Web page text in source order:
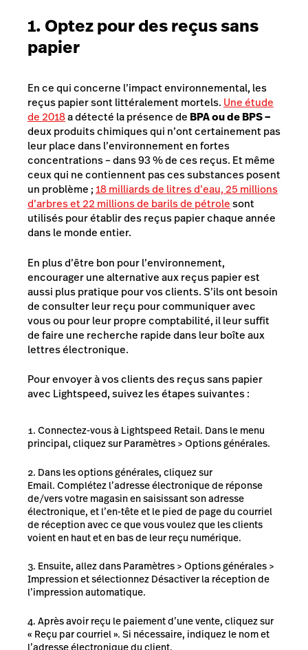
1. Optez pour des reçus sans
papier
En ce qui concerne l’impact environnemental, les
reçus papier sont littéralement mortels. Une étude
de 2018a détecté la présence de BPA ou de BPS –
deux produits chimiques qui n’ont certainement pas
leur place dans l’environnement en fortes
concentrations – dans 93 % de ces reçus. Et même
ceux qui ne contiennent pas ces substances posent
un problème ;18 milliards de litres d’eau, 25 millions
d’arbres et 22 millions de barils de pétrolesont
utilisés pour établir des reçus papier chaque année
dans le monde entier.
En plus d’être bon pour l’environnement,
encourager une alternative aux reçus papier est
aussi plus pratique pour vos clients. S’ils ont besoin
de consulter leur reçu pour communiquer avec
vous ou pour leur propre comptabilité, il leur suffit
de faire une recherche rapide dans leur boîte aux
lettres électronique.
Pour envoyer à vos clients des reçus sans papier
avec Lightspeed, suivez les étapes suivantes :
Connectez-vous à Lightspeed Retail. Dans le menu
principal, cliquez sur Paramètres > Options générales.
Dans les options générales, cliquez sur
Email. Complétez l’adresse électronique de réponse
de/vers votre magasin en saisissant son adresse
électronique, et l’en-tête et le pied de page du courriel
de réception avec ce que vous voulez que les clients
voient en haut et en bas de leur reçu numérique.
Ensuite, allez dans Paramètres > Options générales >
Impression et sélectionnez Désactiver la réception de
l’impression automatique.
Après avoir reçu le paiement d’une vente, cliquez sur
« Reçu par courriel ». Si nécessaire, indiquez le nom et
l’adresse électronique du client.